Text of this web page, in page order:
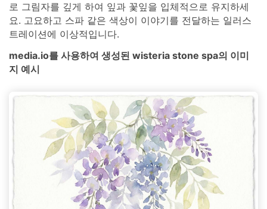
로 그림자를 깊게 하여 잎과 꽃잎을 입체적으로 유지하세
요. 고요하고 스파 같은 색상이 이야기를 전달하는 일러스
트레이션에 이상적입니다.
media.io를 사용하여 생성된 wisteria stone spa의 이미
지 예시